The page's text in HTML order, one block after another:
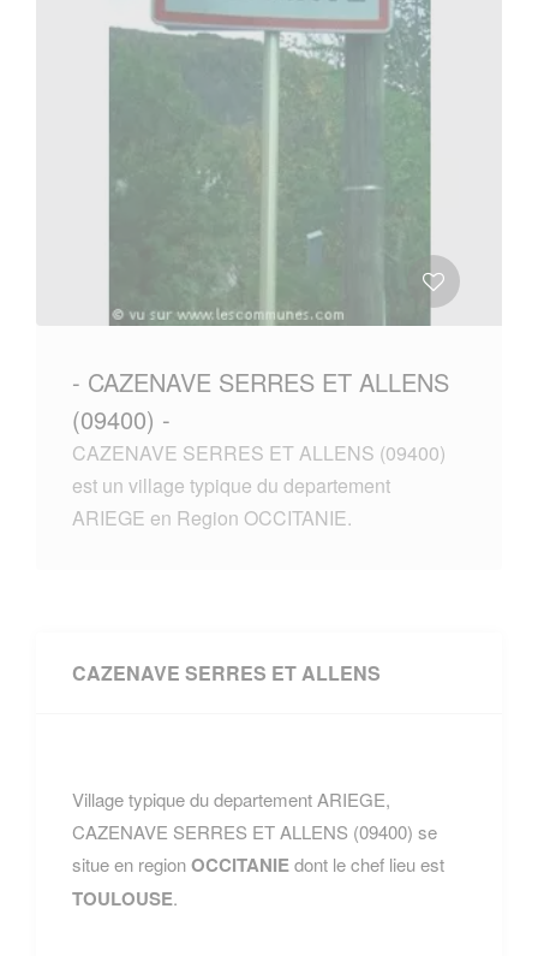
- CAZENAVE SERRES ET ALLENS
(09400) -
CAZENAVE SERRES ET ALLENS (09400)
est un village typique du departement
ARIEGE en Region OCCITANIE.
CAZENAVE SERRES ET ALLENS
Village typique du departement ARIEGE,
CAZENAVE SERRES ET ALLENS (09400) se
situe en regionOCCITANIEdont le chef lieu est
TOULOUSE.